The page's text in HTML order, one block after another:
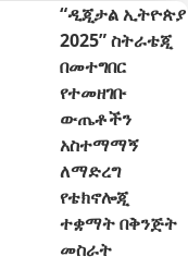
“ዲጂታል ኢትዮጵያ
2025” ስትራቴጂ
በመተግበር
የተመዘገቡ
ውጤቶችን
አስተማማኝ
ለማድረግ
የቴክኖሎጂ
ተቋማት በቅንጅት
መስራት